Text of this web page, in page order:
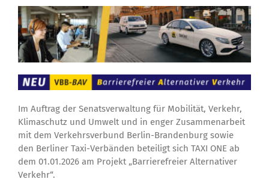
Inhalt
springen
Im Auftrag der Senatsverwaltung für Mobilität, Verkehr,
Klimaschutz und Umwelt und in enger Zusammenarbeit
mit dem Verkehrsverbund Berlin-Brandenburg sowie
den Berliner Taxi-Verbänden beteiligt sich TAXI ONE ab
dem 01.01.2026 am Projekt „Barrierefreier Alternativer
Verkehr“.